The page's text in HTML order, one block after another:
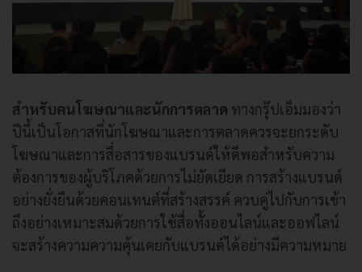
สำหรับคนโฆษณาและนักการตลาด ทางกรุ๊ปเอ็มมองว่า
ปีนี้เป็นโอกาสที่นักโฆษณาและการตลาดควรจะยกระดับ
โฆษณาและการสื่อสารของแบรนด์ให้ดีพอสำหรับความ
ต้องการของผู้บริโภคด้วยการไม่ยัดเยียด การสร้างแบรนด์
อย่างยั่งยืนด้วยคอนเทนต์ที่สร้างสรรค์ ควบคู่ไปกับการเข้า
ถึงอย่างเหมาะสมด้วยการใช้สื่อทั้งออนไลน์และออฟไลน์
จะสร้างความความคุ้นเคยกับแบรนด์ได้อย่างมีความหมาย